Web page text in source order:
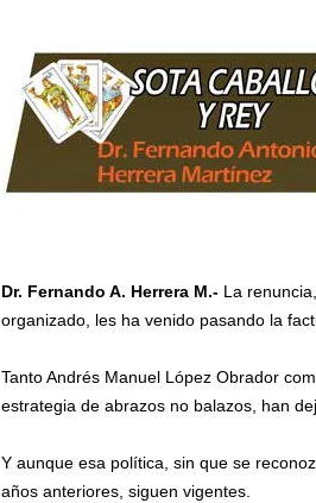
Dr. Fernando A. Herrera M.-La
organizado, les ha venido pasando la
Tanto Andrés Manuel López Obrador
estrategia de abrazos no balazos, han
Y aunque esa política, sin que se
años anteriores, siguen vigentes.